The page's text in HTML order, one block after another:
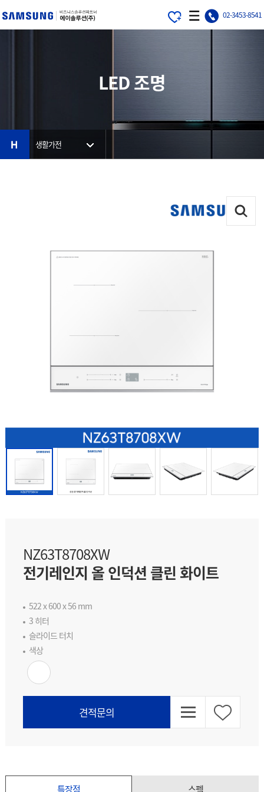
가
기
에
이
MOBILE
MENU
02-3453-8541
LED 조명
생활가전
NZ63T8708XW
전기레인지 올 인덕션 클린 화이트
522 x 600 x 56 mm
3 히터
슬라이드 터치
색상
견적문의 목
으
Wishlist
ZOOM
특장점 스펙